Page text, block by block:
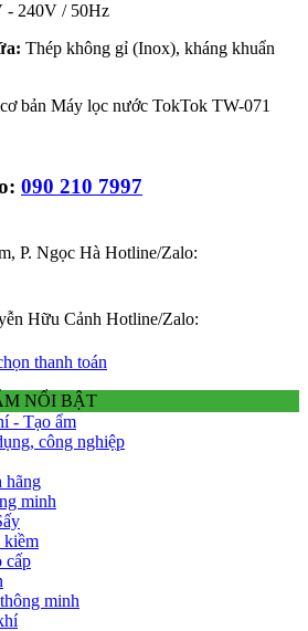
- 240V / 50Hz
Thép không gỉ (Inox), kháng khuẩn
090 210 7997
P. Ngọc Hà Hotline/Zalo:
Hữu Cảnh Hotline/Zalo:
thanh toán
NỔI BẬT
- Tạo ẩm
công nghiệp
hãng
minh
kiềm
cấp
minh